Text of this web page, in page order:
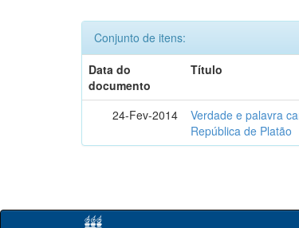
Conjunto de itens:
Data do
documento
Título
24-Fev-2014
Verdade e palavra
República de Platão